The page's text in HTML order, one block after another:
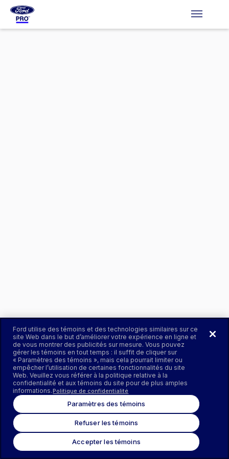
Ford utilise des témoins et des technologies similaires sur ce
site Web dans le but d’améliorer votre expérience en ligne et
de vous montrer des publicités sur mesure. Vous pouvez
gérer les témoins en tout temps : il suffit de cliquer sur
« Paramètres des témoins », mais cela pourrait limiter ou
empêcher l’utilisation de certaines fonctionnalités du site
Web. Veuillez vous référer à la politique relative à la
confidentialité et aux témoins du site pour de plus amples
informations.Politique de confidentialité
Paramètres des témoins
Refuser les témoins
Accepter les témoins